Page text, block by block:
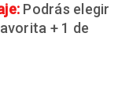
Podrás elegir
+ 1 de